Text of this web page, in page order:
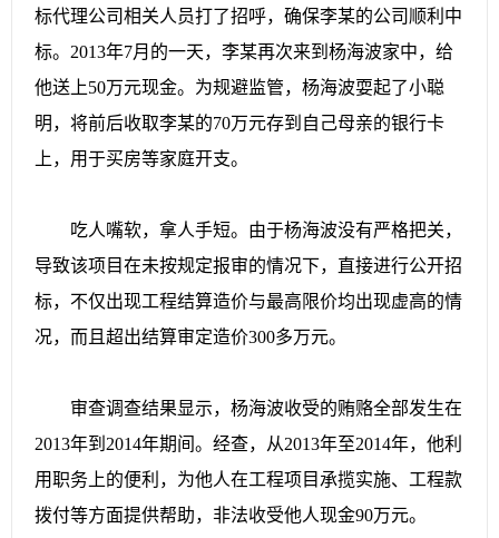
标代理公司相关人员打了招呼，确保李某的公司顺利中
标。2013年7月的一天，李某再次来到杨海波家中，给
他送上50万元现金。为规避监管，杨海波耍起了小聪
明，将前后收取李某的70万元存到自己母亲的银行卡
上，用于买房等家庭开支。
吃人嘴软，拿人手短。由于杨海波没有严格把关，
导致该项目在未按规定报审的情况下，直接进行公开招
标，不仅出现工程结算造价与最高限价均出现虚高的情
况，而且超出结算审定造价300多万元。
审查调查结果显示，杨海波收受的贿赂全部发生在
2013年到2014年期间。经查，从2013年至2014年，他利
用职务上的便利，为他人在工程项目承揽实施、工程款
拨付等方面提供帮助，非法收受他人现金90万元。